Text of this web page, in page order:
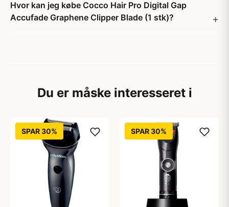
Hvor kan jeg købe Cocco Hair Pro Digital Gap
Accufade Graphene Clipper Blade (1 stk)?
Du er måske interesseret i
SPAR 30% SPAR 30%